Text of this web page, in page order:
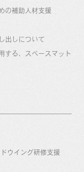
の補助人材支援
出しについて
する、スペースマット
ウイング研修支援